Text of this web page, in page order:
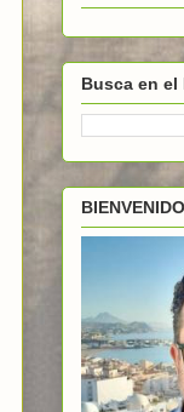
Busca en el
BIENVENIDO